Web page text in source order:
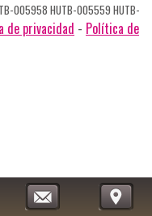
005958 HUTB-005559 HUTB-
de privacidad - Política de